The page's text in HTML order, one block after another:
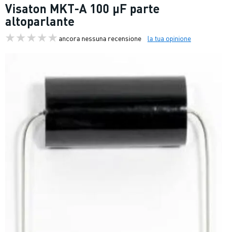
Visaton MKT-A 100 µF parte
altoparlante
ancora nessuna recensione la tua opinione